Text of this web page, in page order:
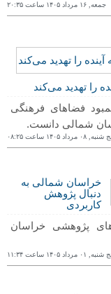
جمعه, ١۶ مرداد ١۴۰۵ ساعت ٢۰:٣۵
را تهدید می‌کند
فضاهای فرهنگی
شمالی دانست.
۰٨ مرداد ١۴۰۵ ساعت ۰٨:٢۵
خراسان شمالی به
دنبال پژوهش
کاربردی
پژوهشی خراسان
۰١ مرداد ١۴۰۵ ساعت ١١:٣۴